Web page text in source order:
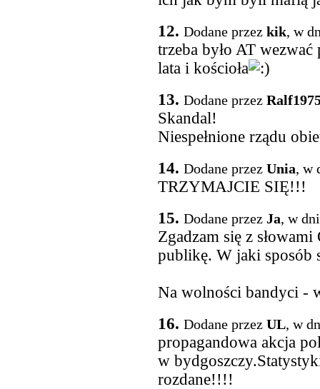
12. Dodane przez kik, w
trzeba było AT
lata i kościoła
13. Dodane przez
Skandal!
Niespełnione rządu
14. Dodane przez Unia, w
TRZYMAJCIE SIĘ!!!
15. Dodane przez Ja, w
Zgadzam się z
publikę. W jaki sposób
Na wolności bandyci -
16. Dodane przez UL, w
propagandowa akcja
w
rozdane!!!!